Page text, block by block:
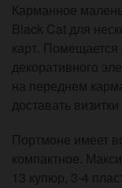
Карманное
Black Cat для
карт.
декоративного
на переднем
доставать
Портмоне имеет
компактное.
13 купюр, 3-4